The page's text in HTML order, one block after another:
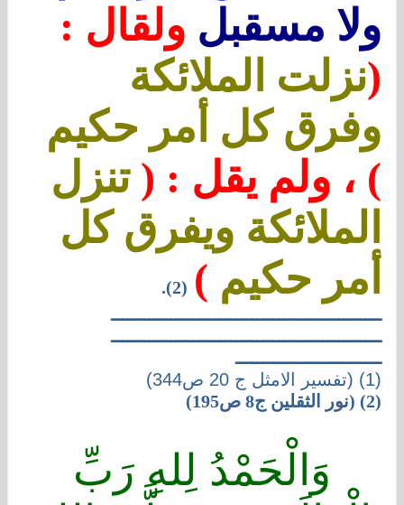
ولا مسقبل ولقال :
(نزلت الملائكة
وفرق كل أمر حكيم
) ، ولم يقل : (تنزل
الملائكة ويفرق كل
أمر حكيم )
(2).
ــــــــــــــــــــــــــــــــــــــــــــــــــ
ــــــــــــــــــــــــــــــــــــــــــــــــــ
ـــــــــــــــــــــــــــ
(1) (تفسير الامثل ج 20 ص344)
(2) (نور الثقلين ج8 ص195)
وَالْحَمْدُ لِلهِ رَبِّ